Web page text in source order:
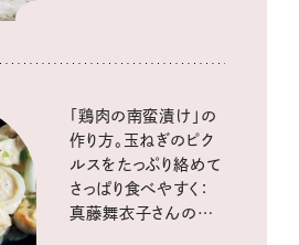
「鶏肉の南蛮漬け」の
作り方。玉ねぎのピク
ルスをたっぷり絡めて
さっぱり食べやすく：
真藤舞衣子さんの発